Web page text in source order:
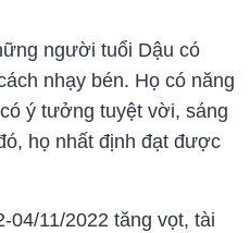
người tuổi Dậu có
nhạy bén. Họ có năng
ý tưởng tuyệt vời, sáng
họ nhất định đạt được
04/11/2022 tăng vọt, tài